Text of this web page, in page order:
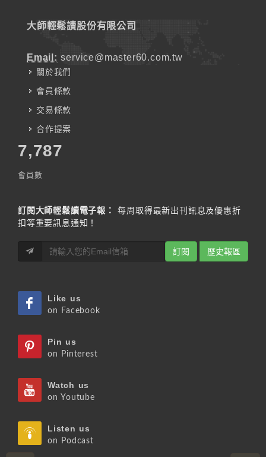
大師輕鬆讀股份有限公司
Email: service@master60.com.tw
關於我們
會員條款
交易條款
合作提案
7,787
會員數
訂閱大師輕鬆讀電子報：
每周取得最新出刊訊息及優惠折
扣等重要訊息通知！
訂閱 歷史報區
Like us
on Facebook
Pin us
on Pinterest
Watch us
on Youtube
Listen us
on Podcast